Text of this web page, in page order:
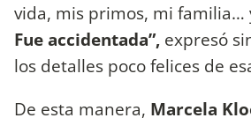
vida, mis primos, mi familia…
Fue accidentada”, expresó
los detalles poco felices de
De esta manera, Marcela